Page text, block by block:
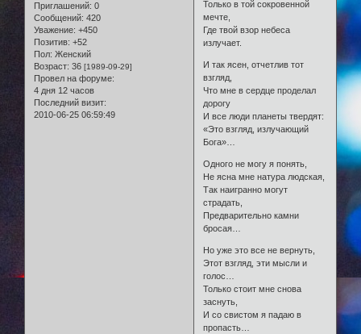
Приглашений: 0
Сообщений: 420
Уважение: +450
Позитив: +52
Пол: Женский
Возраст: 36 [1989-09-29]
Провел на форуме:
4 дня 12 часов
Последний визит:
2010-06-25 06:59:49
Только в той сокровенной
мечте,
Где твой взор небеса
излучает.
И так ясен, отчетлив тот
взгляд,
Что мне в сердце проделал
дорогу
И все люди планеты твердят:
«Это взгляд, излучающий
Бога»…
Одного не могу я понять,
Не ясна мне натура людская,
Так наигранно могут
страдать,
Предварительно камни
бросая…
Но уже это все не вернуть,
Этот взгляд, эти мысли и
голос…
Только стоит мне снова
заснуть,
И со свистом я падаю в
пропасть…